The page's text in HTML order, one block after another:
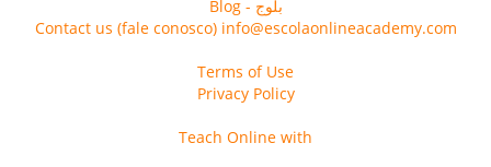
Blog - بلوج
Contact us (fale conosco) info@escolaonlineacademy.com
Terms of Use
Privacy Policy
Teach Online with